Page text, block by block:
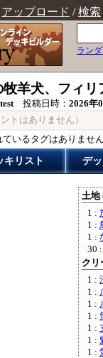
アップロード /検索
ラン
牧羊犬、フィリ
test投稿日時： 2026年
ントはありません）
ているタグはありません
キリスト デ
土地
1 :
1 :
1 :
30 :
クリ
1 :
1 :
1 :
1 :
1 :
1 :
1 :